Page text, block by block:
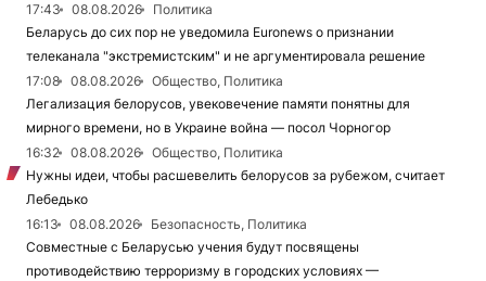
17:43
08.08.2026
Политика
Беларусь до сих пор не уведомила Euronews о признании
телеканала "экстремистским" и не аргументировала решение
17:08
08.08.2026
Общество, Политика
Легализация белорусов, увековечение памяти понятны для
мирного времени, но в Украине война — посол Чорногор
16:32
08.08.2026
Общество, Политика
Нужны идеи, чтобы расшевелить белорусов за рубежом, считает
Лебедько
16:13
08.08.2026
Безопасность, Политика
Совместные с Беларусью учения будут посвящены
противодействию терроризму в городских условиях —